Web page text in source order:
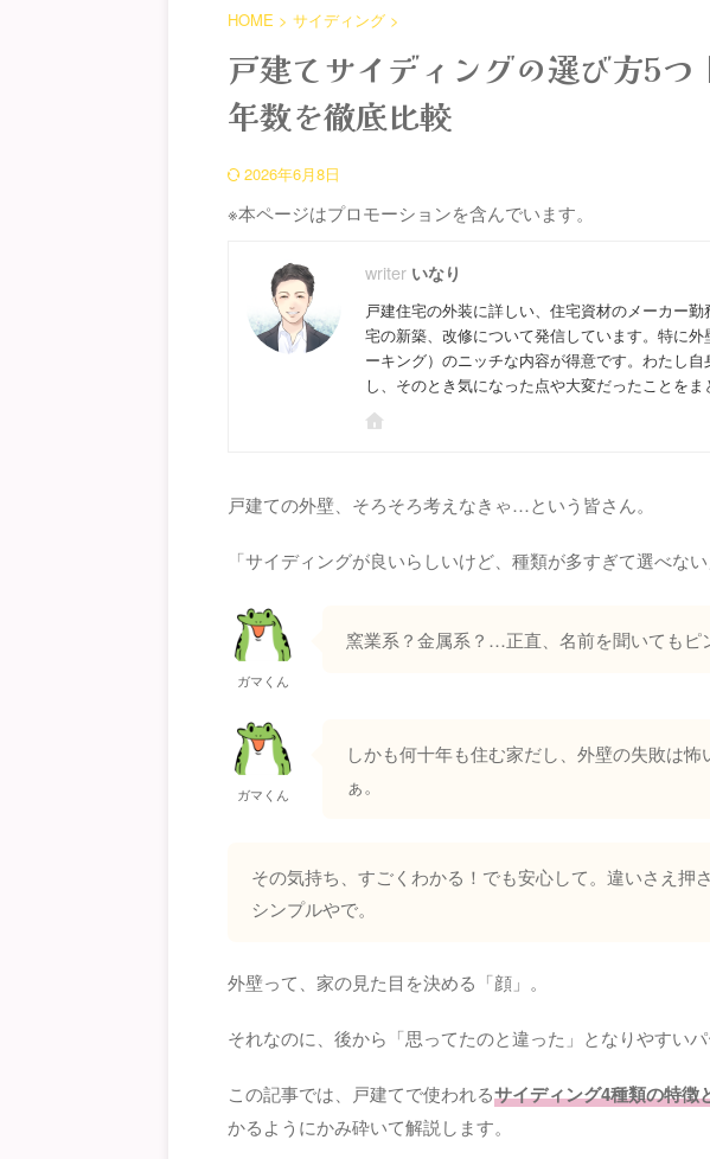
HOME > サイディング >
戸建てサイディングの選び方5つ
年数を徹底比較
2026年6月8日
※本ページはプロモーションを含んでいます。
いなり
戸建住宅の外装に詳しい、住宅資材のメーカー
宅の新築、改修について発信しています。特に
ーキング）のニッチな内容が得意です。わたし
し、そのとき気になった点や大変だったことをま
戸建ての外壁、そろそろ考えなきゃ…という皆さん。
「サイディングが良いらしいけど、種類が多すぎて選べな
ガマくん
窯業系？金属系？…正直、名前を聞いてもピ
ガマくん
しかも何十年も住む家だし、外壁の失敗は
ぁ。
その気持ち、すごくわかる！でも安心して。違いさえ押
シンプルやで。
外壁って、家の見た目を決める「顔」。
それなのに、後から「思ってたのと違った」となりやすいパ
この記事では、戸建てで使われるサイディング4種類の特徴
かるようにかみ砕いて解説します。